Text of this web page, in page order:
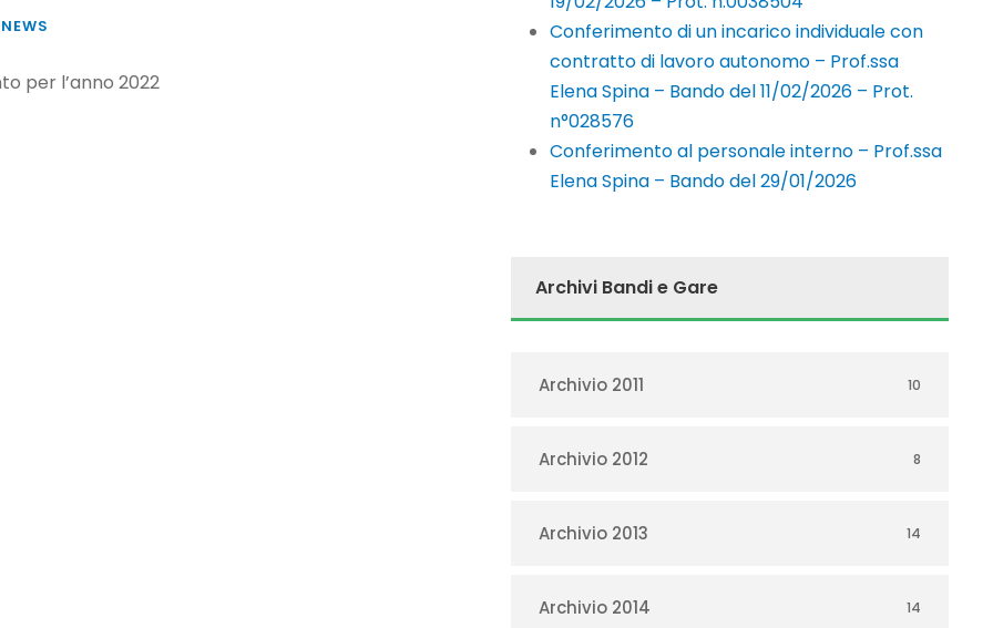
per l’anno 2022
Conferimento di un incarico individuale con
contratto di lavoro autonomo – Prof.ssa
Elena Spina – Bando del 11/02/2026 – Prot.
n°028576
Conferimento al personale interno – Prof.ssa
Elena Spina – Bando del 29/01/2026
Archivi Bandi e Gare
Archivio 2011 10
Archivio 2012 8
Archivio 2013 14
Archivio 2014 14